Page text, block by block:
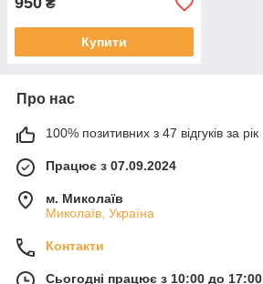
₴
Купити
Про нас
100% позитивних з 47 відгуків за рік
Працює з 07.09.2024
м. Миколаїв
Миколаїв, Україна
Контакти
Сьогодні працює з 10:00 до 17:00